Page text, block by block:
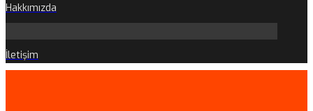
Hakkımızda
İletişim